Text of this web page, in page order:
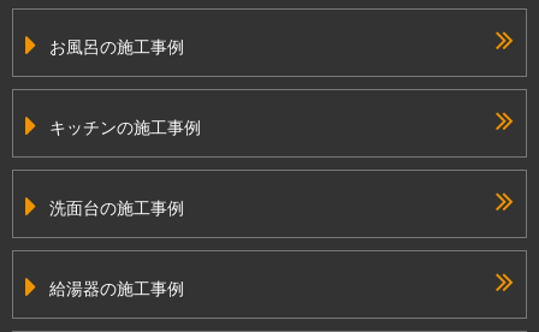
お風呂の施工事例
キッチンの施工事例
洗面台の施工事例
給湯器の施工事例